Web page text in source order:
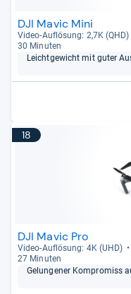
DJI Mavic Mini
Video-​Auf­lö­sung: 2,7K (QHD)
30 Minu­ten
Leicht­ge­wicht mit guter
18
DJI Mavic Pro
Video-​Auf­lö­sung: 4K (UHD)
27 Minu­ten
Gelun­ge­ner Kom­pro­miss